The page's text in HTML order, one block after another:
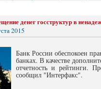
денег госструктур в
2015
Банк России обеспокоен
банках. В качестве
отчетность и рейтинги.
сообщил "Интерфакс".